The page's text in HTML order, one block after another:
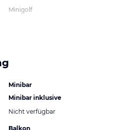
Minigolf
Minibar
Minibar inklusive
Nicht verfügbar
Balkon